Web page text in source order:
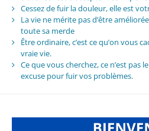
Cessez de fuir la douleur, elle est
La vie ne mérite pas d’être
toute sa merde
Être ordinaire, c’est ce qu’on vous
vraie vie.
Ce que vous cherchez, ce n’est pas
excuse pour fuir vos problèmes.